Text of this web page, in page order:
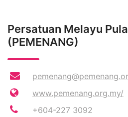
Persatuan Melayu
(PEMENANG)
www.pemenang.org.my/
+604-227 3092